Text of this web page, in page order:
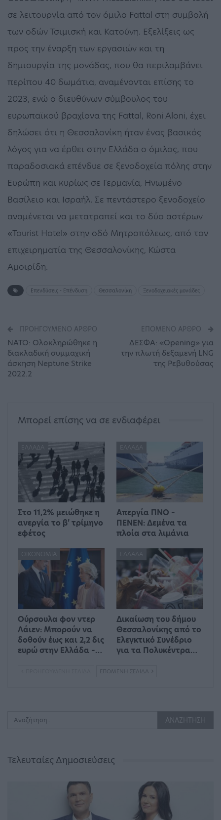
σε λειτουργία από τον όμιλο Fattal στη συμβολή
των οδών Τσιμισκή και Κατούνη. Εξελίξεις ως
προς την έναρξη των εργασιών και τη
δημιουργία της μονάδας, που θα περιλαμβάνει
περίπου 40 δωμάτια, αναμένονται επίσης το
2023, ενώ ο διευθύνων σύμβουλος του
ευρωπαϊκού βραχίονα της Fattal, Roni Aloni, έχει
δηλώσει ότι η Θεσσαλονίκη ήταν ένας βασικός
λόγος για να έρθει στην Ελλάδα ο όμιλος, που
παραδοσιακά επένδυε σε ξενοδοχεία πόλης στην
Ευρώπη και κυρίως σε Γερμανία, Ηνωμένο
Βασίλειο και Ισραήλ. Σε πεντάστερο ξενοδοχείο
αναμένεται να μετατραπεί και το δύο αστέρων
«Tourist Hotel» στην οδό Μητροπόλεως, από τον
επιχειρηματία της Θεσσαλονίκης, Κώστα
Αμοιρίδη.
Επενδύσεις - Επένδυση Θεσσαλονίκη Ξενοδοχειακές μονάδες
ΠΡΟΗΓΟΎΜΕΝΟ ΆΡΘΡΟ
ΝΑΤΟ: Ολοκληρώθηκε η
διακλαδική συμμαχική
άσκηση Neptune Strike
2022.2
ΕΠΌΜΕΝΟ ΆΡΘΡΟ
ΔΕΣΦΑ: «Opening» για
την πλωτή δεξαμενή LNG
της Ρεβυθούσας
Μπορεί επίσης να σε ενδιαφέρει
ΕΛΛΆΔΑ
Στο 11,2% μειώθηκε η
ανεργία το β’ τρίμηνο
εφέτος
ΕΛΛΆΔΑ
Απεργία ΠΝΟ –
ΠΕΝΕΝ: Δεμένα τα
πλοία στα λιμάνια
ΟΙΚΟΝΟΜΊΑ
Ούρσουλα φον ντερ
Λάιεν: Μπορούν να
δοθούν έως και 2,2 δις
ευρώ στην Ελλάδα –…
ΕΛΛΆΔΑ
Δικαίωση του δήμου
Θεσσαλονίκης από το
Ελεγκτικό Συνέδριο
για τα Πολυκέντρα…
ΕΠΌΜΕΝΗ ΣΕΛΊΔΑ
Τελευταίες Δημοσιεύσεις